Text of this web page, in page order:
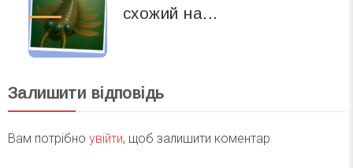
схожий на...
Залишити відповідь
Вам потрібно увійти, щоб залишити коментар